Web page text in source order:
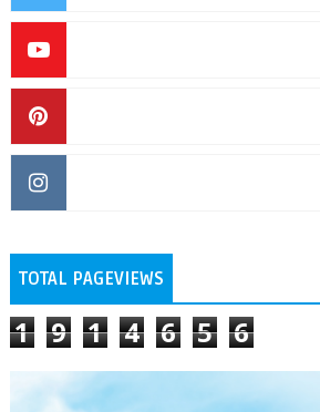
TOTAL PAGEVIEWS
1 9 1 4 6 5 6